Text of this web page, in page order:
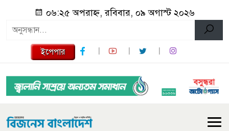
০৬:২৫ অপরাহ্ন, রবিবার, ০৯ অগাস্ট ২০২৬
ইপেপার